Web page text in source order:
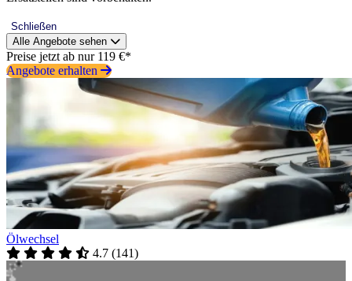
Schließen
Alle Angebote sehen
Preise jetzt ab nur 119 €*
Angebote erhalten
Ölwechsel
4.7 (141)